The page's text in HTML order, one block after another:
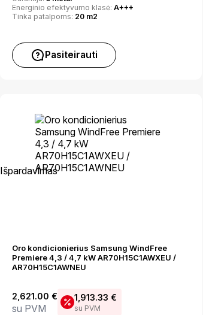
Energinio efektyvumo klasė: A+++
Tinka patalpoms: 20 m2
Pasiteirauti
Išpardavimas
Oro kondicionierius Samsung WindFree
Premiere 4,3 / 4,7 kW AR70H15C1AWXEU /
AR70H15C1AWNEU
2,621.00 €
su PVM
1,913.33 €
su PVM